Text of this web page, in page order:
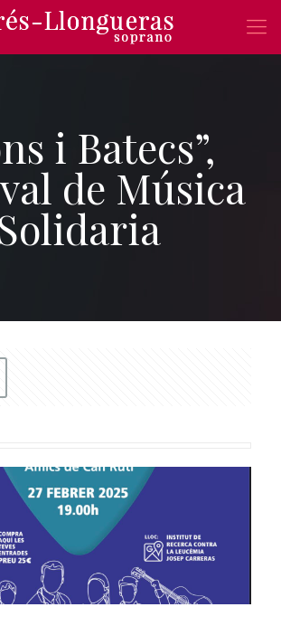
i Batecs”,
de Música
Solidaria